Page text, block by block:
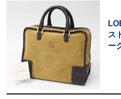
ス
ー